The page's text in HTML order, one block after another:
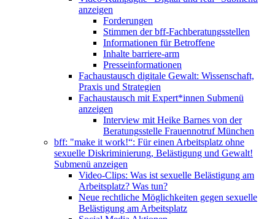
anzeigen
Forderungen
Stimmen der bff-Fachberatungsstellen
Informationen für Betroffene
Inhalte barriere-arm
Presseinformationen
Fachaustausch digitale Gewalt: Wissenschaft,
Praxis und Strategien
Fachaustausch mit Expert*innen Submenü
anzeigen
Interview mit Heike Barnes von der
Beratungsstelle Frauennotruf München
bff: "make it work!“: Für einen Arbeitsplatz ohne
sexuelle Diskriminierung, Belästigung und Gewalt!
Submenü anzeigen
Video-Clips: Was ist sexuelle Belästigung am
Arbeitsplatz? Was tun?
Neue rechtliche Möglichkeiten gegen sexuelle
Belästigung am Arbeitsplatz